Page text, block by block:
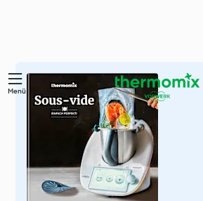
Springe
Hauptinhalt
Menü